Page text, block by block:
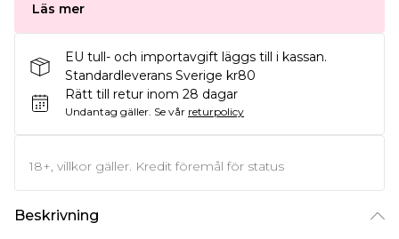
Läs mer
EU tull- och importavgift läggs till i kassan.
Standardleverans Sverige kr80
Rätt till retur inom 28 dagar
Undantag gäller. Se vår returpolicy
18+, villkor gäller. Kredit föremål för status
Beskrivning